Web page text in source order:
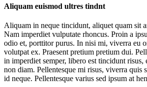
Aliquam euismod ultres tindnt
Aliquam in neque tincidunt, aliquet quam sit
Nam imperdiet vulputate rhoncus. Proin a
odio et, porttitor purus. In nisi mi, viverra eu
volutpat ex. Praesent pretium pretium dui.
in imperdiet semper, libero est tincidunt risus,
non diam. Pellentesque mi risus, viverra quis
id neque. Pellentesque varius sed ipsum at